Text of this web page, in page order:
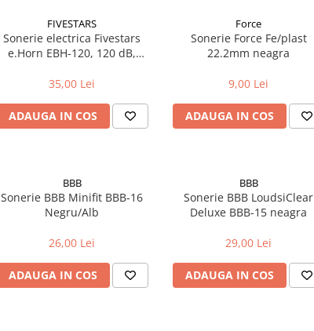
FIVESTARS
Sonerie electrica Fivestars
e.Horn EBH-120, 120 dB,
35,00 Lei
ADAUGA IN COS
Force
Sonerie Force Fe/plast
22.2mm neagra
9,00 Lei
ADAUGA IN COS
BBB
Sonerie BBB Minifit BBB-16
Negru/Alb
26,00 Lei
ADAUGA IN COS
BBB
Sonerie BBB LoudsiClear
Deluxe BBB-15 neagra
29,00 Lei
ADAUGA IN COS